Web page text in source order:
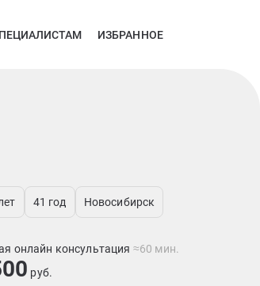
ИЗБРАННОЕ
41 год Новосибирск
онлайн консультация ≈60 мин.
руб.